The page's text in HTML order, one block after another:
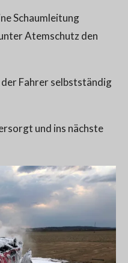
Schaumleitung
Atemschutz den
Fahrer selbstständig
und ins nächste